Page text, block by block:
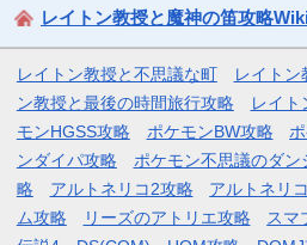
レイトン教授と魔神の笛攻略
レイトン教授と不思議な町 レイトン
ン教授と最後の時間旅行攻略
レイト
モンHGSS攻略
ポケモンBW攻略
ンダイパ攻略
ポケモン不思議のダン
略
アルトネリコ2攻略 アルトネリ
ム攻略
リーズのアトリエ攻略 スマ